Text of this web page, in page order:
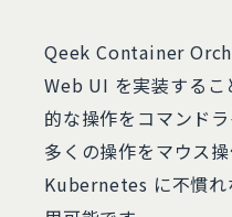
Qeek Container
Web UI を実装するこ
的な操作をコマンド
多くの操作をマウス操
Kubernetes に不慣れ